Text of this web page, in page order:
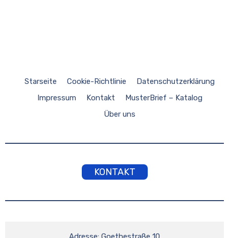
Starseite Cookie-Richtlinie
Datenschutzerklärung
Impressum
Kontakt
MusterBrief – Katalog
Über uns
KONTAKT